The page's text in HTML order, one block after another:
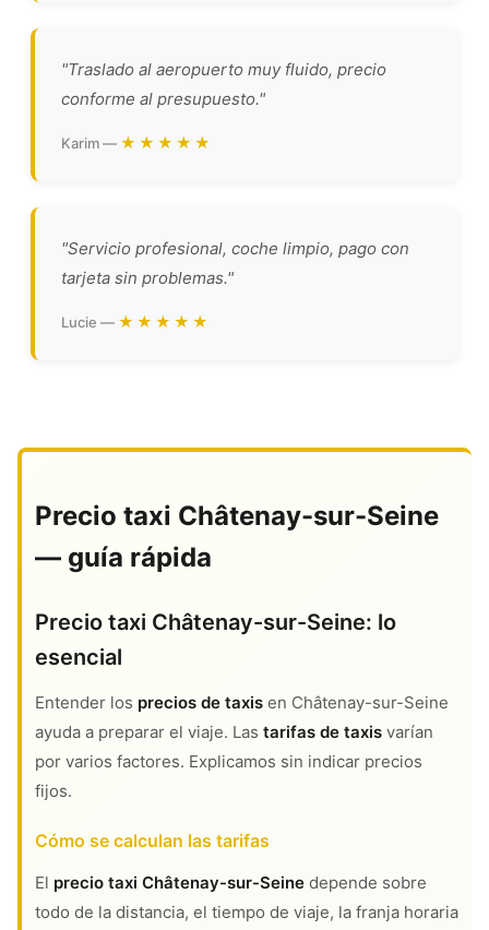
"Traslado al aeropuerto muy fluido, precio
conforme al presupuesto."
Karim — ★★★★★
"Servicio profesional, coche limpio, pago con
tarjeta sin problemas."
Lucie — ★★★★★
Precio taxi Châtenay-sur-Seine
— guía rápida
Precio taxi Châtenay-sur-Seine: lo
esencial
Entender los precios de taxis en Châtenay-sur-Seine
ayuda a preparar el viaje. Las tarifas de taxis varían
por varios factores. Explicamos sin indicar precios
fijos.
Cómo se calculan las tarifas
El precio taxi Châtenay-sur-Seine depende sobre
todo de la distancia, el tiempo de viaje, la franja horaria